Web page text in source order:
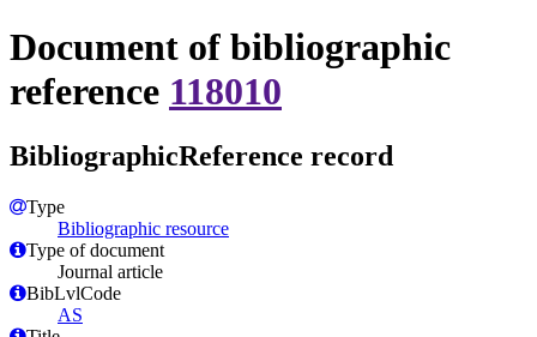
Document of bibliographic
reference 118010
BibliographicReference record
Type
Bibliographic resource
Type of document
Journal article
BibLvlCode
AS